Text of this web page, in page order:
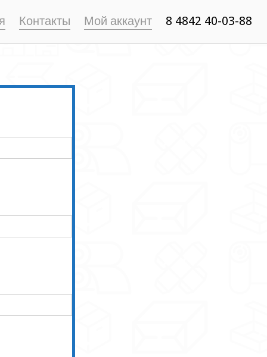
Контакты Мой аккаунт 8 4842 40-03-88